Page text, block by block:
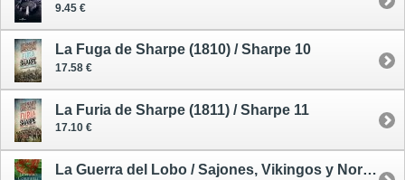
9.45 €
La Fuga de Sharpe (1810) / Sharpe 10
17.58 €
La Furia de Sharpe (1811) / Sharpe 11
17.10 €
La Guerra del Lobo / Sajones, Vikingos y Normandos 11 - tapa dura